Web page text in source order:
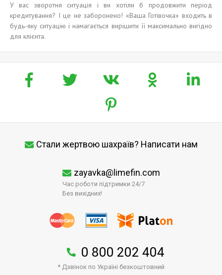
У вас зворотня ситуація і ви хотіли б продовжити період
кредитування? І це не заборонено! «Ваша Готівочка» входить в
будь-яку ситуацію і намагається вирішити її максимально вигідно
для клієнта.
Стали жертвою шахраїв? Написати нам
zayavka@limefin.com
Час роботи підтримки 24/7
Без вихідних!
0 800 202 404
* Дзвінок по Україні безкоштовний